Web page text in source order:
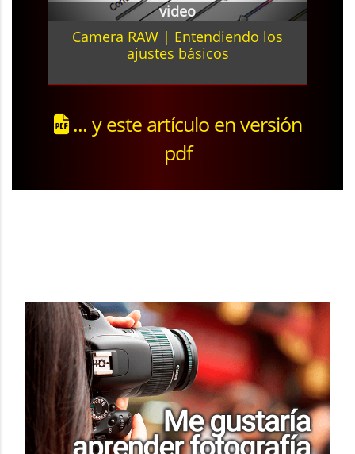
video
Camera RAW | Entendiendo los
ajustes básicos
... y este artículo en versión
pdf